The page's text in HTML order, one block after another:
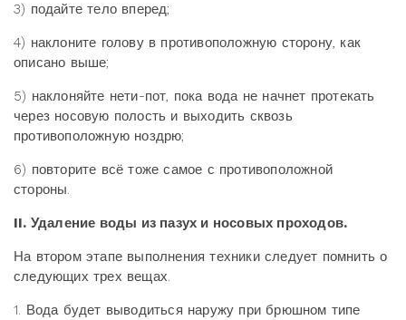
3) подайте тело вперед;
4) наклоните голову в противоположную сторону, как
описано выше;
5) наклоняйте нети-пот, пока вода не начнет протекать
через носовую полость и выходить сквозь
противоположную ноздрю;
6) повторите всё тоже самое с противоположной
стороны.
II. Удаление воды из пазух и носовых проходов.
На втором этапе выполнения техники следует помнить о
следующих трех вещах.
1. Вода будет выводиться наружу при брюшном типе